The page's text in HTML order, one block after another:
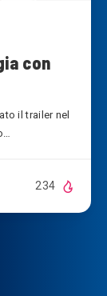
con
il trailer nel
234